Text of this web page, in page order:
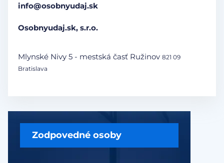
Zodpovedné osoby
info@osobnyudaj.sk
Osobnyudaj.sk, s.r.o.
Mlynské Nivy 5 - mestská časť Ružinov 821 09
Bratislava